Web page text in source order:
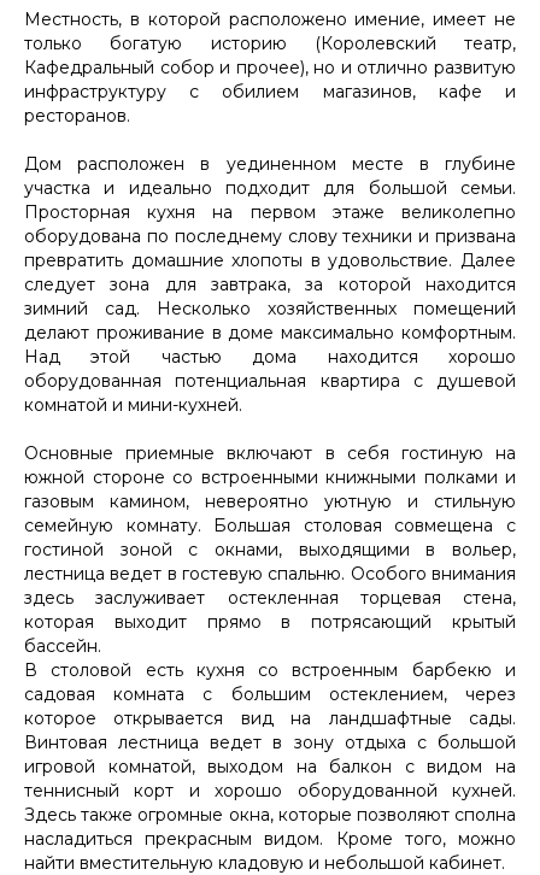
Местность, в которой расположено имение, имеет не
только богатую историю (Королевский театр,
Кафедральный собор и прочее), но и отлично развитую
инфраструктуру с обилием магазинов, кафе и
ресторанов.
Дом расположен в уединенном месте в глубине
участка и идеально подходит для большой семьи.
Просторная кухня на первом этаже великолепно
оборудована по последнему слову техники и призвана
превратить домашние хлопоты в удовольствие. Далее
следует зона для завтрака, за которой находится
зимний сад. Несколько хозяйственных помещений
делают проживание в доме максимально комфортным.
Над этой частью дома находится хорошо
оборудованная потенциальная квартира с душевой
комнатой и мини-кухней.
Основные приемные включают в себя гостиную на
южной стороне со встроенными книжными полками и
газовым камином, невероятно уютную и стильную
семейную комнату. Большая столовая совмещена с
гостиной зоной с окнами, выходящими в вольер,
лестница ведет в гостевую спальню. Особого внимания
здесь заслуживает остекленная торцевая стена,
которая выходит прямо в потрясающий крытый
бассейн.
В столовой есть кухня со встроенным барбекю и
садовая комната с большим остеклением, через
которое открывается вид на ландшафтные сады.
Винтовая лестница ведет в зону отдыха с большой
игровой комнатой, выходом на балкон с видом на
теннисный корт и хорошо оборудованной кухней.
Здесь также огромные окна, которые позволяют сполна
насладиться прекрасным видом. Кроме того, можно
найти вместительную кладовую и небольшой кабинет.